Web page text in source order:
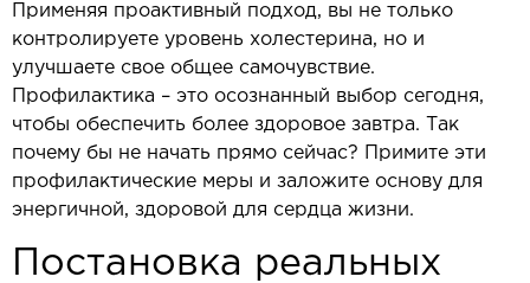
Применяя проактивный подход, вы не только
контролируете уровень холестерина, но и
улучшаете свое общее самочувствие.
Профилактика – это осознанный выбор сегодня,
чтобы обеспечить более здоровое завтра. Так
почему бы не начать прямо сейчас? Примите эти
профилактические меры и заложите основу для
энергичной, здоровой для сердца жизни.
Постановка реальных